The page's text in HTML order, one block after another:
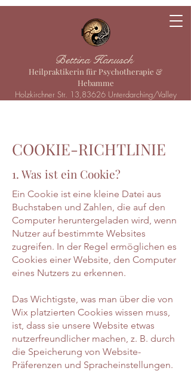
Bettina Hanusch
Heilpraktikerin für Psychotherapie &
Hebamme
Holzkirchner Str. 13,83626 Unterdarching/Valley
COOKIE-RICHTLINIE
1. Was ist ein Cookie?
Ein Cookie ist eine kleine Datei aus
Buchstaben und Zahlen, die auf den
Computer heruntergeladen wird, wenn
Nutzer auf bestimmte Websites
zugreifen. In der Regel ermöglichen es
Cookies einer Website, den Computer
eines Nutzers zu erkennen.
Das Wichtigste, was man über die von
Wix platzierten Cookies wissen muss,
ist, dass sie unsere Website etwas
nutzerfreundlicher machen, z. B. durch
die Speicherung von Website-
Präferenzen und Spracheinstellungen.